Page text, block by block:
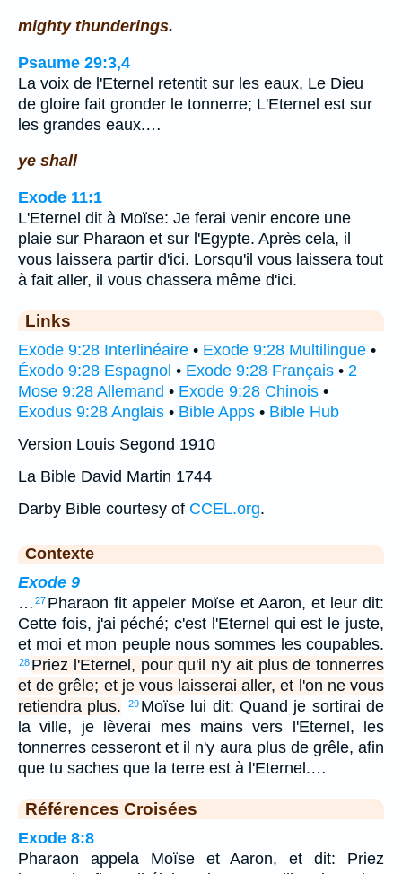
mighty thunderings.
Psaume 29:3,4
La voix de l'Eternel retentit sur les eaux, Le Dieu
de gloire fait gronder le tonnerre; L'Eternel est sur
les grandes eaux.…
ye shall
Exode 11:1
L'Eternel dit à Moïse: Je ferai venir encore une
plaie sur Pharaon et sur l'Egypte. Après cela, il
vous laissera partir d'ici. Lorsqu'il vous laissera tout
à fait aller, il vous chassera même d'ici.
Links
Exode 9:28 Interlinéaire • Exode 9:28 Multilingue •
Éxodo 9:28 Espagnol • Exode 9:28 Français • 2
Mose 9:28 Allemand • Exode 9:28 Chinois •
Exodus 9:28 Anglais • Bible Apps • Bible Hub
Version Louis Segond 1910
La Bible David Martin 1744
Darby Bible courtesy of CCEL.org.
Contexte
Exode 9
… 27 Pharaon fit appeler Moïse et Aaron, et leur dit:
Cette fois, j'ai péché; c'est l'Eternel qui est le juste,
et moi et mon peuple nous sommes les coupables.
28 Priez l'Eternel, pour qu'il n'y ait plus de tonnerres
et de grêle; et je vous laisserai aller, et l'on ne vous
retiendra plus.
29 Moïse lui dit: Quand je sortirai de
la ville, je lèverai mes mains vers l'Eternel, les
tonnerres cesseront et il n'y aura plus de grêle, afin
que tu saches que la terre est à l'Eternel.…
Références Croisées
Exode 8:8
Pharaon appela Moïse et Aaron, et dit: Priez